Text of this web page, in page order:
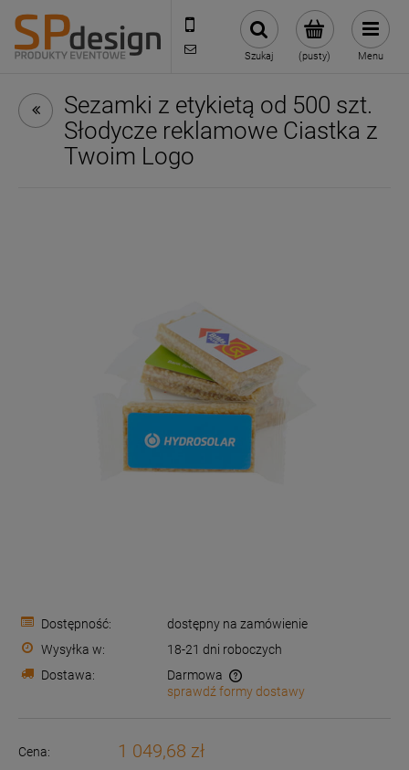
221002030
sklep@reklamydrukarnia.pl
(pusty)
Szukaj Menu
Sezamki z etykietą od 500 szt.
Słodycze reklamowe Ciastka z
Twoim Logo
Dostępność:
dostępny na zamówienie
Wysyłka w:
18-21 dni roboczych
Dostawa:
Darmowa
Cena nie zawiera ewentualnych kosztów płatności
sprawdź formy dostawy
Cena: 1 049,68 zł